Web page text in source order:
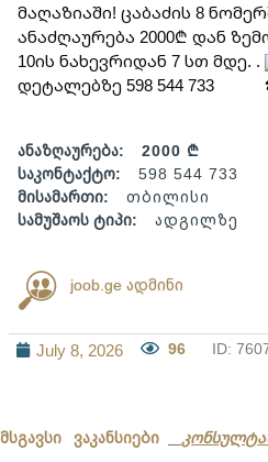
მაღაზიაში! ცაბაძის 8
ანაძღაურება 2000₾ დან
10ის ნახევრიდან 7 სთ მდე. .
დეტალებზე 598 544 733
ანაზღაურება:
2000 ₾
საკონტაქტო:
598 544 733
მისამართი:
თბილისი
სამუშაოს ტიპი:
ადგილზე
joob.ge ადმინი
July 8, 2026 96 ID:
მსგავსი ვაკანსიები